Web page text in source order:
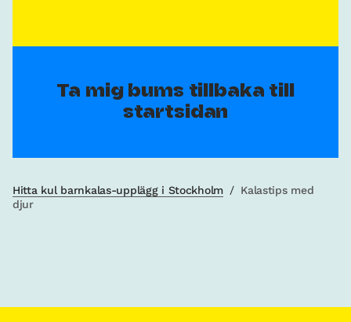
Ta mig bums tillbaka till
startsidan
Hitta kul barnkalas-upplägg i Stockholm / Kalastips med
djur